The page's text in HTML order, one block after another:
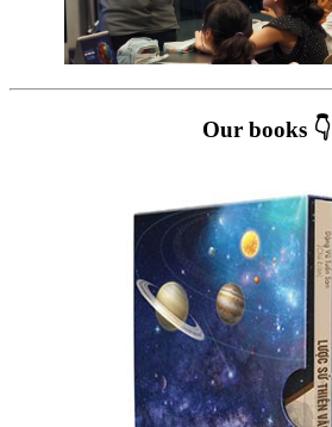
Our books 👇